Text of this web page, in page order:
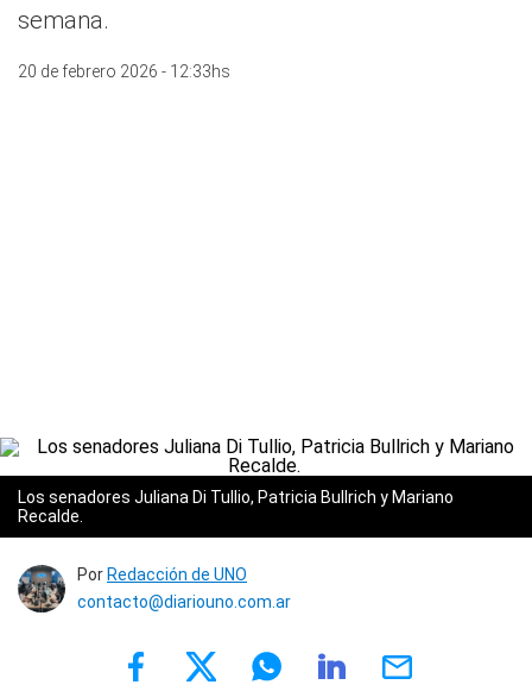
semana.
20 de febrero 2026 - 12:33hs
Los senadores Juliana Di Tullio, Patricia Bullrich y Mariano
Recalde.
Por Redacción de UNO
contacto@diariouno.com.ar